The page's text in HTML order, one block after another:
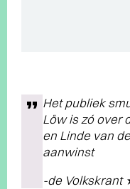
Het publiek
Löw is zó over
en Linde van
aanwinst
-de